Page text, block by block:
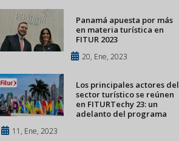
Panamá apuesta por más
en materia turística en
FITUR 2023
20, Ene, 2023
Los principales actores del
sector turístico se reúnen
en FITURTechy 23: un
adelanto del programa
11, Ene, 2023